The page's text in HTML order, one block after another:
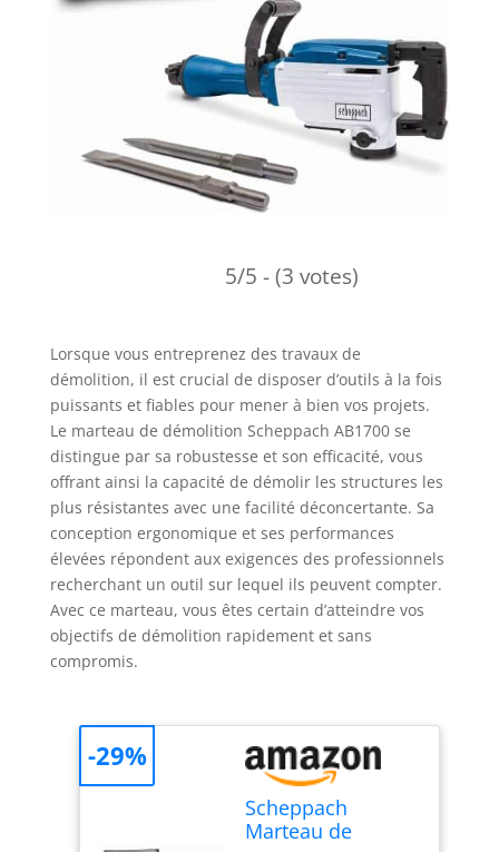
5/5 - (3 votes)
Lorsque vous entreprenez des travaux de
démolition, il est crucial de disposer d’outils à la fois
puissants et fiables pour mener à bien vos projets.
Le marteau de démolition Scheppach AB1700 se
distingue par sa robustesse et son efficacité, vous
offrant ainsi la capacité de démolir les structures les
plus résistantes avec une facilité déconcertante. Sa
conception ergonomique et ses performances
élevées répondent aux exigences des professionnels
recherchant un outil sur lequel ils peuvent compter.
Avec ce marteau, vous êtes certain d’atteindre vos
objectifs de démolition rapidement et sans
compromis.
Scheppach
Marteau de
-29%